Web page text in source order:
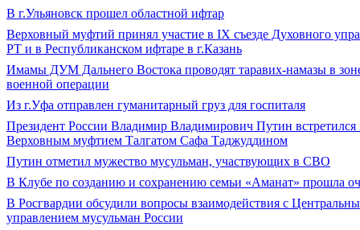
В г.Ульяновск прошел областной ифтар
Верховный муфтий принял участие в IХ съезде Духовного
РТ и в Республиканском ифтаре в г.Казань
Имамы ДУМ Дальнего Востока проводят таравих-намазы в
военной операции
Из г.Уфа отправлен гуманитарный груз для госпиталя
Президент России Владимир Владимирович Путин встретился
Верховным муфтием Талгатом Сафа Таджуддином
Путин отметил мужество мусульман, участвующих в СВО
В Клубе по созданию и сохранению семьи «Аманат» прошла
В Росгвардии обсудили вопросы взаимодействия с
управлением мусульман России